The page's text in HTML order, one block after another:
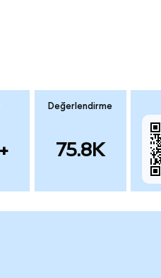
Değerlendirme
75.8K